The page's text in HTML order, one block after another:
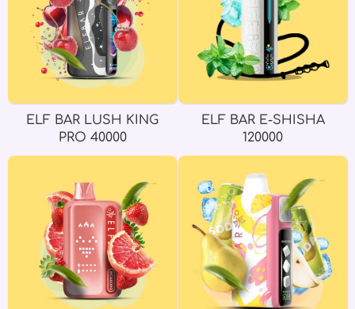
ELF BAR LUSH KING
PRO 40000
ELF BAR E-SHISHA
120000